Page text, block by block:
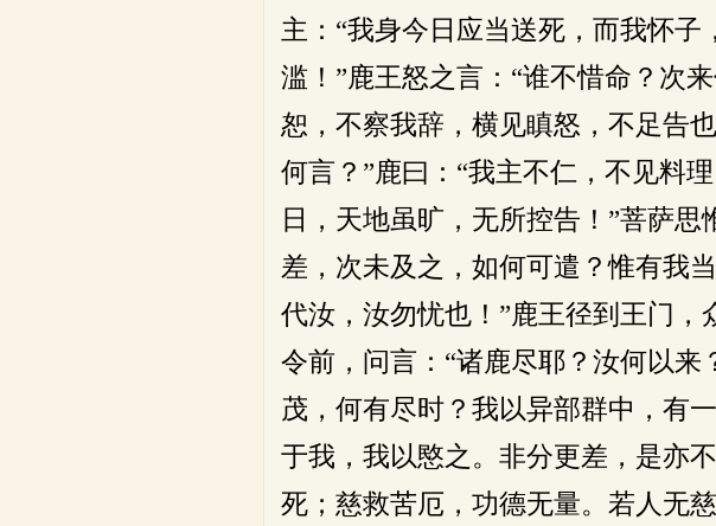
主：“我身今日应当送死，而我怀
滥！”鹿王怒之言：“谁不惜命？次
恕，不察我辞，横见瞋怒，不足告
何言？”鹿曰：“我主不仁，不见料
日，天地虽旷，无所控告！”菩萨
差，次未及之，如何可遣？惟有我
代汝，汝勿忧也！”鹿王径到王门
令前，问言：“诸鹿尽耶？汝何以
茂，何有尽时？我以异部群中，有
于我，我以愍之。非分更差，是亦
死；慈救苦厄，功德无量。若人无